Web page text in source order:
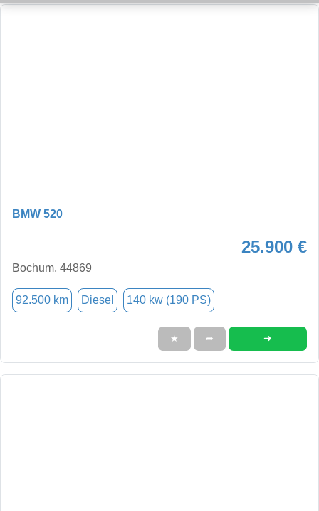
BMW 520
25.900 €
Bochum, 44869
92.500 km Diesel 140 kw (190 PS)
★ ➦ ➜